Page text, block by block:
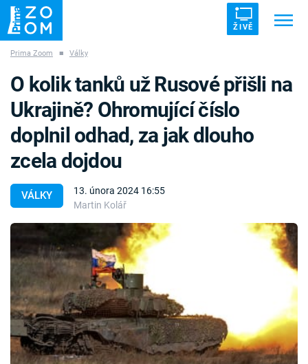
ŽIVĚ
ZÁHADY VETŘELCI DÁVNOVĚKU
Témata
Témata
Pořady
TV Program
Časopis
Sledujte prima+
Prima Zoom ■ Války
VÁLKY
13. února 2024 16:55
Martin Kolář
O kolik tanků už Rusové přišli na
Ukrajině? Ohromující číslo
doplnil odhad, za jak dlouho
zcela dojdou